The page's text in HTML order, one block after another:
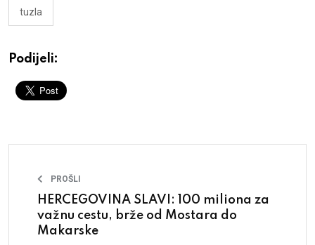
tuzla
Podijeli:
PROŠLI
HERCEGOVINA SLAVI: 100 miliona za
važnu cestu, brže od Mostara do
Makarske